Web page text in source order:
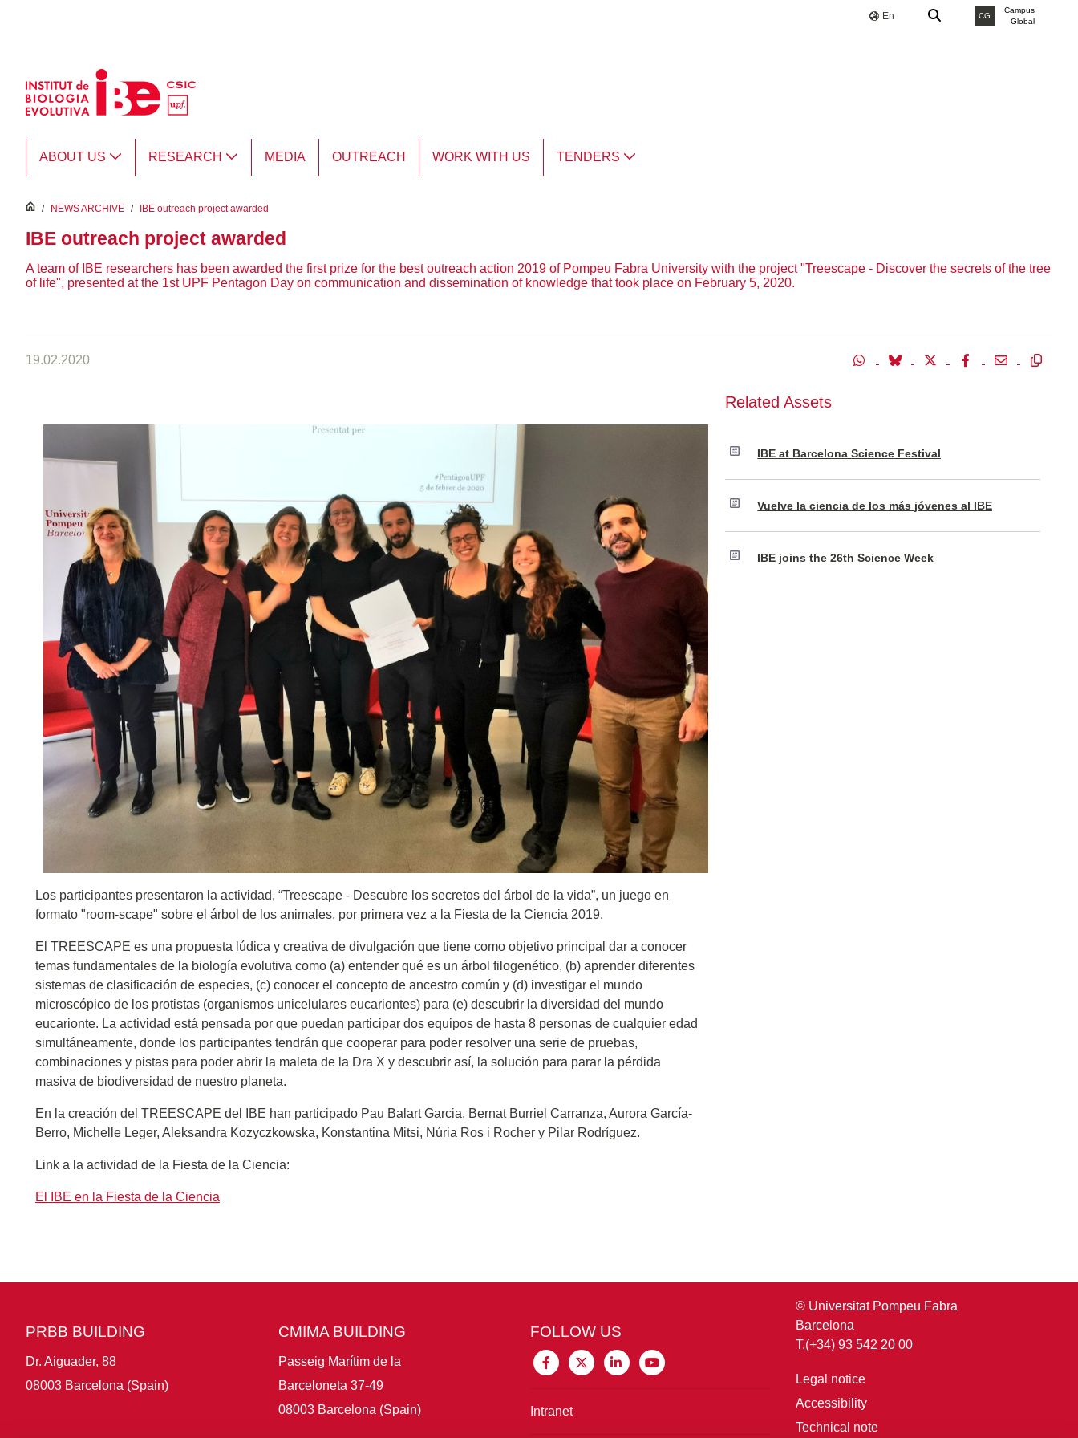
En CG
Campus
Global
ABOUT US RESEARCH MEDIA OUTREACH WORK WITH US TENDERS
inici
/ NEWS ARCHIVE / IBE outreach project awarded
IBE outreach project awarded
A team of IBE researchers has been awarded the first prize for the best outreach action 2019 of Pompeu Fabra University with the project "Treescape - Discover the secrets of the tree
of life", presented at the 1st UPF Pentagon Day on communication and dissemination of knowledge that took place on February 5, 2020.
19.02.2020
Los participantes presentaron la actividad, “Treescape - Descubre los secretos del árbol de la vida”, un juego en
formato "room-scape" sobre el árbol de los animales, por primera vez a la Fiesta de la Ciencia 2019.
El TREESCAPE es una propuesta lúdica y creativa de divulgación que tiene como objetivo principal dar a conocer
temas fundamentales de la biología evolutiva como (a) entender qué es un árbol filogenético, (b) aprender diferentes
sistemas de clasificación de especies, (c) conocer el concepto de ancestro común y (d) investigar el mundo
microscópico de los protistas (organismos unicelulares eucariontes) para (e) descubrir la diversidad del mundo
eucarionte. La actividad está pensada por que puedan participar dos equipos de hasta 8 personas de cualquier edad
simultáneamente, donde los participantes tendrán que cooperar para poder resolver una serie de pruebas,
combinaciones y pistas para poder abrir la maleta de la Dra X y descubrir así, la solución para parar la pérdida
masiva de biodiversidad de nuestro planeta.
En la creación del TREESCAPE del IBE han participado Pau Balart Garcia, Bernat Burriel Carranza, Aurora García-
Berro, Michelle Leger, Aleksandra Kozyczkowska, Konstantina Mitsi, Núria Ros i Rocher y Pilar Rodríguez.
Link a la actividad de la Fiesta de la Ciencia:
El IBE en la Fiesta de la Ciencia
Related Assets
IBE at Barcelona Science Festival
Vuelve la ciencia de los más jóvenes al IBE
IBE joins the 26th Science Week
PRBB BUILDING
Dr. Aiguader, 88
08003 Barcelona (Spain)
CMIMA BUILDING
Passeig Marítim de la
Barceloneta 37-49
08003 Barcelona (Spain)
FOLLOW US
Intranet
© Universitat Pompeu Fabra
Barcelona
T.(+34) 93 542 20 00
Legal notice
Accessibility
Technical note